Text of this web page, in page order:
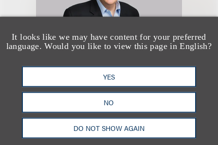
It looks like we may have content for your preferred
language. Would you like to view this page in English?
YES
NO
DO NOT SHOW AGAIN
Kenneth A. Adler
(he/him)
合伙人
+1.212.407.4284